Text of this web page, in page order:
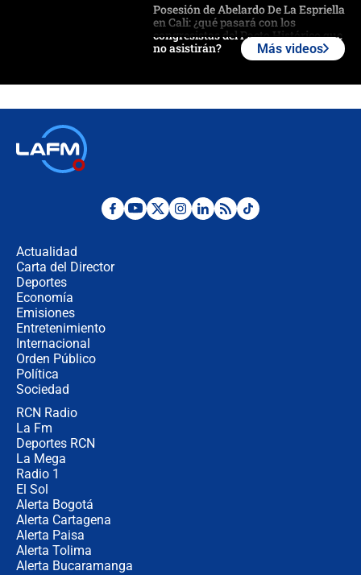
Posesión de Abelardo De La Espriella
en Cali: ¿qué pasará con los
congresistas del Pacto Histórico que
no asistirán?
¿Por qué De la Espriella gobernará
Más videos
Actualidad
Carta del Director
Deportes
Economía
Emisiones
Entretenimiento
Internacional
Orden Público
Política
Sociedad
RCN Radio
La Fm
Deportes RCN
La Mega
Radio 1
El Sol
Alerta Bogotá
Alerta Cartagena
Alerta Paisa
Alerta Tolima
Alerta Bucaramanga